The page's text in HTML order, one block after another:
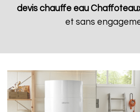
devis chauffe eau
et sans